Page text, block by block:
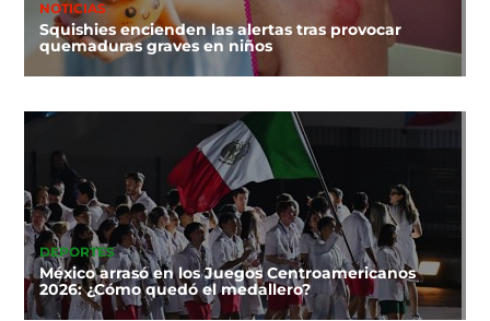
NOTICIAS
Squishies encienden las alertas tras provocar
quemaduras graves en niños
DEPORTES
México arrasó en los Juegos Centroamericanos
2026: ¿Cómo quedó el medallero?